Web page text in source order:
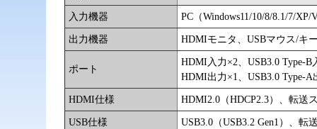
入力機器 PC（Windows11/10/8/8.1/7/XP/
出力機器 HDMIモニタ、USBマウス/キ
ポート
HDMI入力×2、USB3.0 Type-
HDMI出力×1、USB3.0 Type-
HDMI仕様 HDMI2.0（HDCP2.3）、転送
USB仕様 USB3.0（USB3.2 Gen1）、転